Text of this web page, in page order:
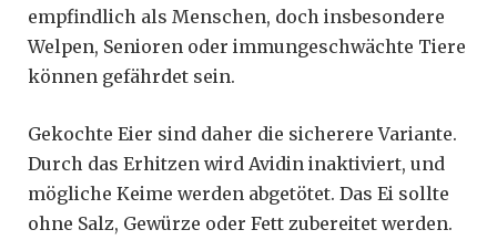
empfindlich als Menschen, doch insbesondere
Welpen, Senioren oder immungeschwächte Tiere
können gefährdet sein.
Gekochte Eier sind daher die sicherere Variante.
Durch das Erhitzen wird Avidin inaktiviert, und
mögliche Keime werden abgetötet. Das Ei sollte
ohne Salz, Gewürze oder Fett zubereitet werden.